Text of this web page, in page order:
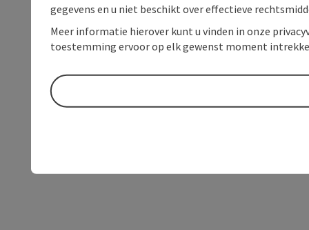
gegevens en u niet beschikt over effectieve
Meer informatie hierover kunt u vinden in onze
toestemming ervoor op elk gewenst moment